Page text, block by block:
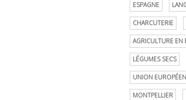
ESPAGNE
CHARCUTERIE
AGRICULTURE EN
LÉGUMES SECS
UNION
MONTPELLIER